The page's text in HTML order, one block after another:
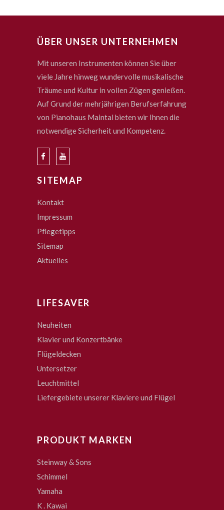
ÜBER UNSER UNTERNEHMEN
Mit unseren Instrumenten können Sie über
viele Jahre hinweg wundervolle musikalische
Träume und Kultur in vollen Zügen genießen.
Auf Grund der mehrjährigen Berufserfahrung
von Pianohaus Maintal bieten wir Ihnen die
notwendige Sicherheit und Kompetenz.
SITEMAP
Kontakt
Impressum
Pflegetipps
Sitemap
Aktuelles
LIFESAVER
Neuheiten
Klavier und Konzertbänke
Flügeldecken
Untersetzer
Leuchtmittel
Liefergebiete unserer Klaviere und Flügel
PRODUKT MARKEN
Steinway & Sons
Schimmel
Yamaha
K . Kawai